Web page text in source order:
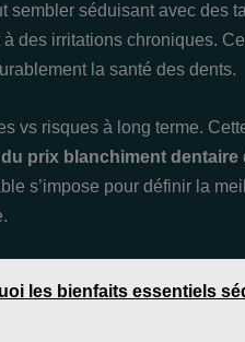
sembler séduisant avec des
des irritations chroniques.
la santé des dents.
vs risques à long terme.
prix blanchiment dentaire
s’impose pour définir la
les bienfaits essentiels